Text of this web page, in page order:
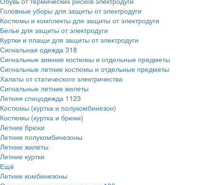
Головные уборы для защиты от электродуги
Костюмы и комплекты для защиты от электродуги
Белье для защиты от электродуги
Куртки и плащи для защиты от электродуги
Сигнальная одежда 318
Сигнальные зимние костюмы и отдельные предметы
Сигнальные летние костюмы и отдельные предметы
Халаты от статического электричества
Сигнальные летние жилеты
Летняя спецодежда 1123
Костюмы (куртка и полукомбинезон)
Костюмы (куртка и брюки)
Летние брюки
Летние полукомбинезоны
Летние жилеты
Летние куртки
Ещё
Летние комбинезоны